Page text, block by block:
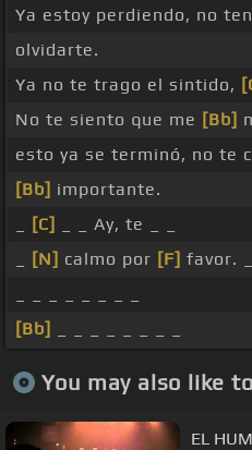
Ya estoy perdiendo, no
olvidarte.
Ya no te trago el sintido,
No te siento que me [Bb]
esto ya se terminó, no te
[Bb] importante.
[C]
_ _ Ay, te _ _
[N] calmo por [F] favor. _
[Bb]
You may also like
EL